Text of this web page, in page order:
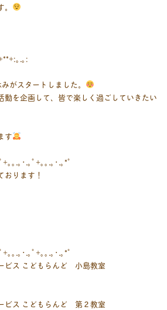
｡.｡:
がスタートしました。
動を企画して、皆で楽しく過ごしていきたい
す
｡｡.｡･.｡ﾟ+｡｡.｡･.｡*ﾟ
おります！
｡｡.｡･.｡ﾟ+｡｡.｡･.｡*ﾟ
ビス こどもらんど 小島教室
ビス こどもらんど 第２教室